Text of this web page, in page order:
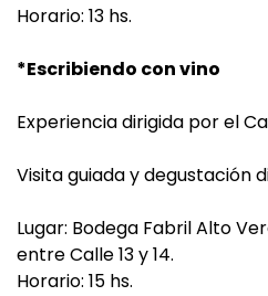
Horario: 13 hs.
*Escribiendo con vino
Experiencia dirigida por el
Visita guiada y degustación
Lugar: Bodega Fabril Alto
entre Calle 13 y 14.
Horario: 15 hs.